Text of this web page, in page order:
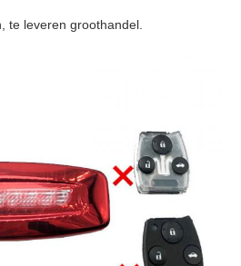
te leveren groothandel.